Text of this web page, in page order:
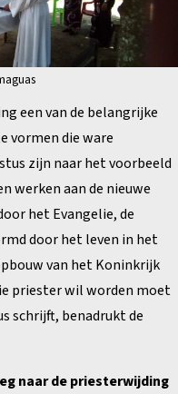
een van de belangrijke
vormen die ware
zijn naar het voorbeeld
werken aan de nieuwe
het Evangelie, de
door het leven in het
van het Koninkrijk
priester wil worden moet
schrijft, benadrukt de
naar de priesterwijding